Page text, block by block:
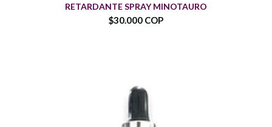
RETARDANTE SPRAY MINOTAURO
$30.000 COP